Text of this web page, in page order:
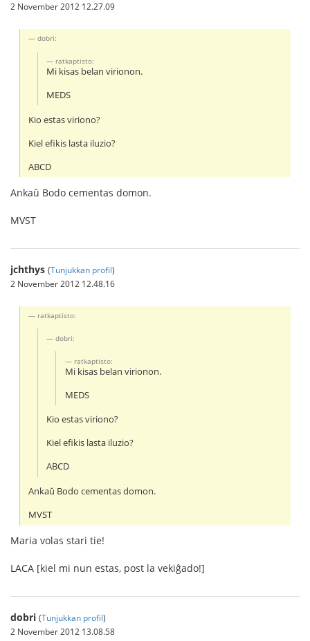
2 November 2012 12.27.09
dobri:
ratkaptisto:
Mi kisas belan virionon.
MEDS
Kio estas viriono?
Kiel efikis lasta iluzio?
ABCD
Ankaŭ Bodo cementas domon.
MVST
jchthys (Tunjukkan profil)
2 November 2012 12.48.16
ratkaptisto:
dobri:
ratkaptisto:
Mi kisas belan virionon.
MEDS
Kio estas viriono?
Kiel efikis lasta iluzio?
ABCD
Ankaŭ Bodo cementas domon.
MVST
Maria volas stari tie!
LACA [kiel mi nun estas, post la vekiĝado!]
dobri (Tunjukkan profil)
2 November 2012 13.08.58